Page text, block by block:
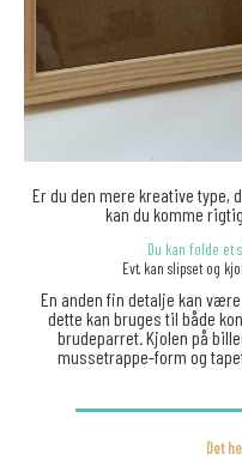
Er du den mere kreative type,
kan du komme
Du kan folde et
Evt. kan slipset og
En anden fin detalje kan
dette kan bruges til både
brudeparret. Kjolen på
mussetrappe-form og
Det